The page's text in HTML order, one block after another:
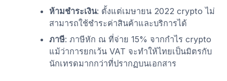
ห้ามชำระเงิน: ตั้งแต่เมษายน 2022 crypto ไม่
สามารถใช้ชำระค่าสินค้าและบริการได้
ภาษี: ภาษีหัก ณ ที่จ่าย 15% จากกำไร crypto
แม้ว่าการยกเว้น VAT จะทำให้ไทยเป็นมิตรกับ
นักเทรดมากกว่าที่ปรากฏบนเอกสาร